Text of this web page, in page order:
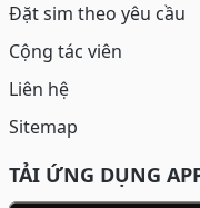
Đặt sim theo yêu cầu
Cộng tác viên
Liên hệ
Sitemap
TẢI ỨNG DỤNG